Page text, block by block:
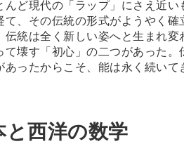
んど現代の「ラップ」にさえ近い
、その伝統の形式がようやく確
伝統は全く新しい姿へと生まれ
て壊す「初心」の二つがあった
あったからこそ、能は永く続いて
と西洋の数学